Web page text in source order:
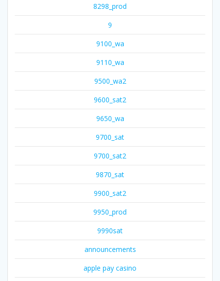
8298_prod
9
9100_wa
9110_wa
9500_wa2
9600_sat2
9650_wa
9700_sat
9700_sat2
9870_sat
9900_sat2
9950_prod
9990sat
announcements
apple pay casino